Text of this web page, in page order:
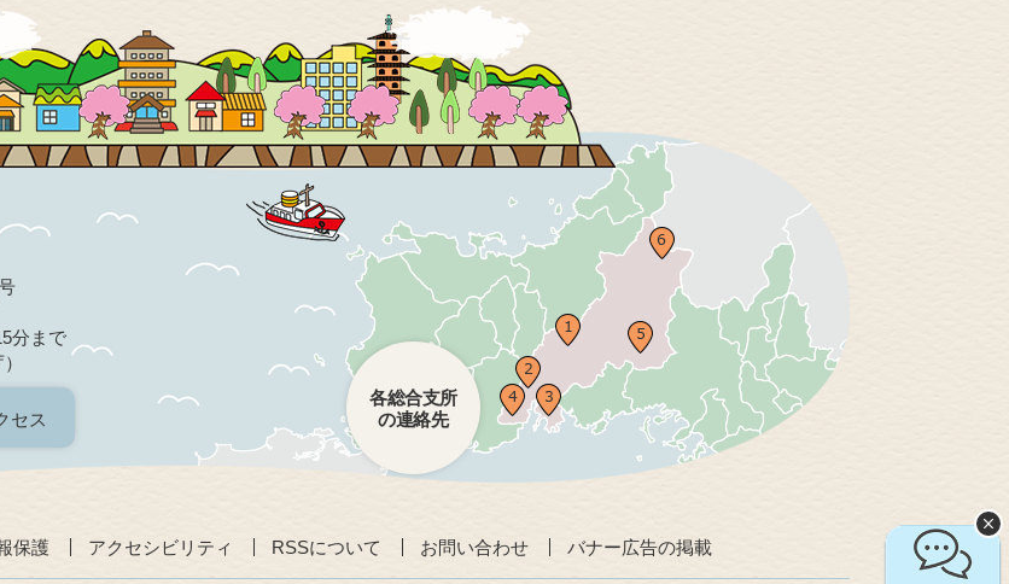
分まで
セス
各総合支所
の連絡先
保護 アクセシビリティ RSSについて お問い合わせ バナー広告の掲載